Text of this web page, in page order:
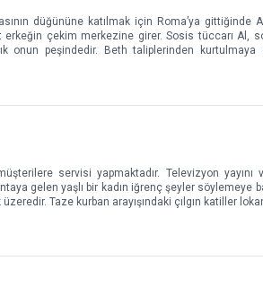
düğününe katılmak için Roma’ya gittiğinde
erkeğin çekim merkezine girer. Sosis tüccarı Al,
peşindedir. Beth taliplerinden kurtulmaya
servisi yapmaktadır. Televizyon
gelen yaşlı bir kadın iğrenç şeyler söylemeye
Taze kurban arayışındaki çılgın katiller